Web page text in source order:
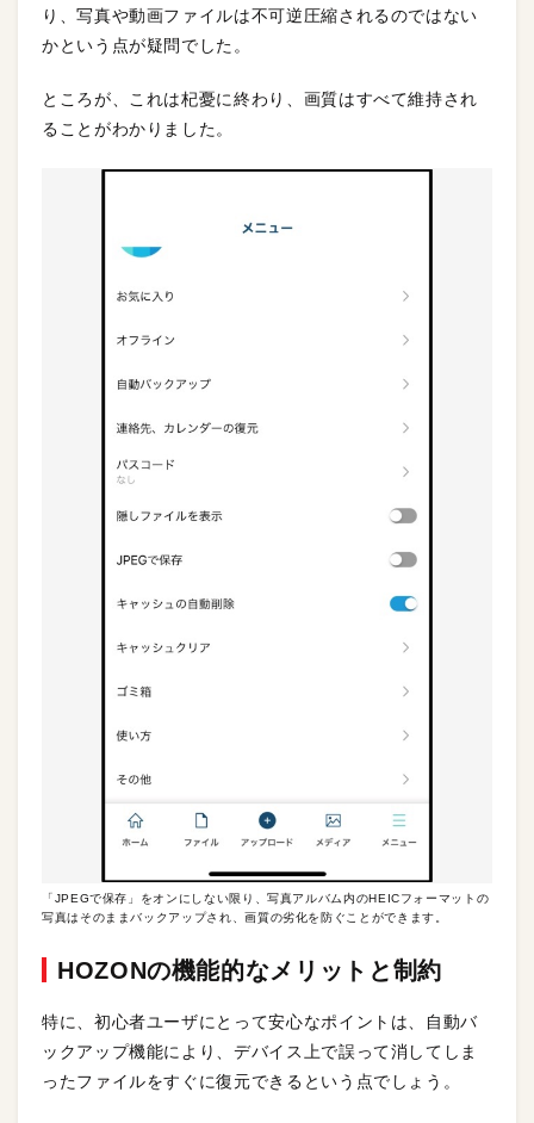
り、写真や動画ファイルは不可逆圧縮されるのではない
かという点が疑問でした。
ところが、これは杞憂に終わり、画質はすべて維持され
ることがわかりました。
「JPEGで保存」をオンにしない限り、写真アルバム内のHEICフォーマットの
写真はそのままバックアップされ、画質の劣化を防ぐことができます。
HOZONの機能的なメリットと制約
特に、初心者ユーザにとって安心なポイントは、自動バ
ックアップ機能により、デバイス上で誤って消してしま
ったファイルをすぐに復元できるという点でしょう。